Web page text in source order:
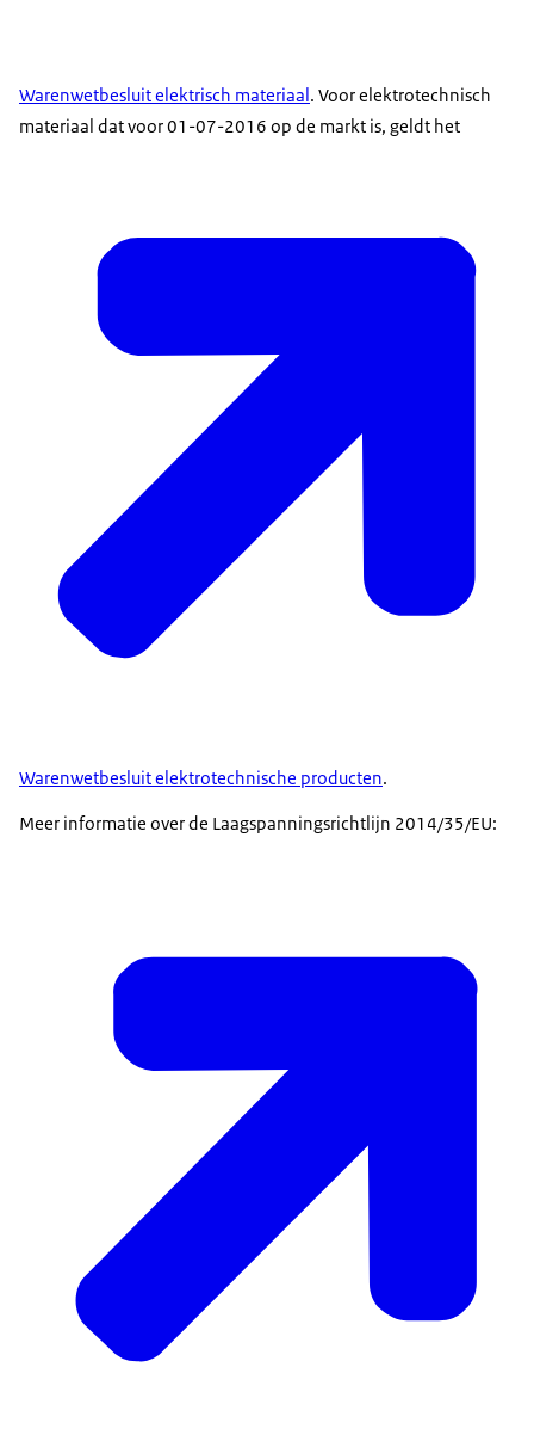
Warenwetbesluit elektrisch materiaal . Voor elektrotechnisch
materiaal dat voor 01-07-2016 op de markt is, geldt het
Warenwetbesluit elektrotechnische producten.
Meer informatie over de Laagspanningsrichtlijn 2014/35/EU: